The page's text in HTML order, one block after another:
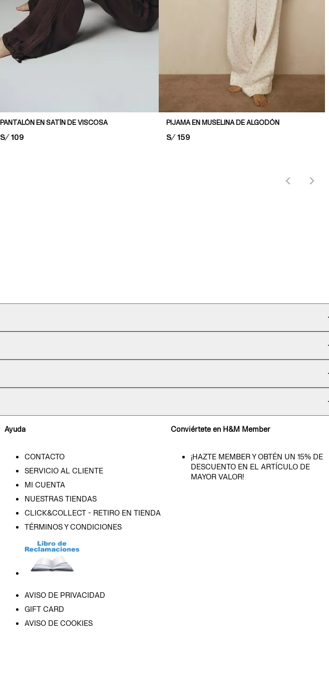
PANTALÓN EN SATÍN DE VISCOSA
PRICE:
S/ 109
PIJAMA EN MUSELINA DE ALGODÓN
PRICE:
S/ 159
Ayuda
CONTACTO
SERVICIO AL CLIENTE
MI CUENTA
NUESTRAS TIENDAS
CLICK&COLLECT - RETIRO EN TIENDA
TÉRMINOS Y CONDICIONES
AVISO DE PRIVACIDAD
GIFT CARD
AVISO DE COOKIES
Conviértete en H&M Member
¡HAZTE MEMBER Y OBTÉN UN 15% DE
DESCUENTO EN EL ARTÍCULO DE
MAYOR VALOR!